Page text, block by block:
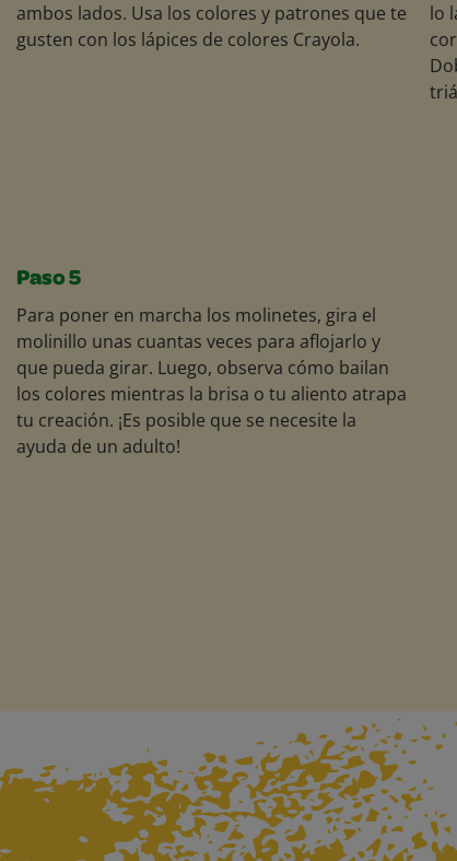
ambos lados. Usa los colores y patrones que te
gusten con los lápices de colores Crayola.
lo
Paso 5
Para poner en marcha los molinetes, gira el
molinillo unas cuantas veces para aflojarlo y
que pueda girar. Luego, observa cómo bailan
los colores mientras la brisa o tu aliento atrapa
tu creación. ¡Es posible que se necesite la
ayuda de un adulto!